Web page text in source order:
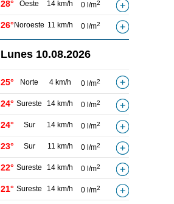
28° Oeste 14 km/h 0 l/m2
26° Noroeste 11 km/h 0 l/m2
Lunes 10.08.2026
25° Norte 4 km/h 0 l/m2
24° Sureste 14 km/h 0 l/m2
24° Sur 14 km/h 0 l/m2
23° Sur 11 km/h 0 l/m2
22° Sureste 14 km/h 0 l/m2
21° Sureste 14 km/h 0 l/m2